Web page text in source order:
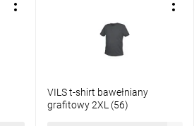
VILS t-shirt bawełniany
grafitowy 2XL (56)